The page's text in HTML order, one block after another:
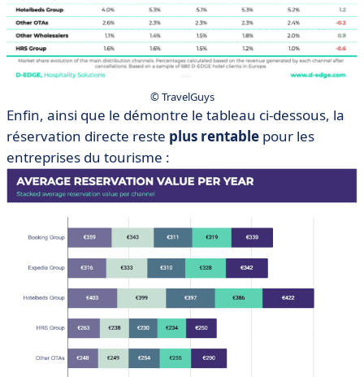
© TravelGuys
Enfin, ainsi que le démontre le tableau ci-dessous, la
réservation directe reste plus rentable pour les
entreprises du tourisme :